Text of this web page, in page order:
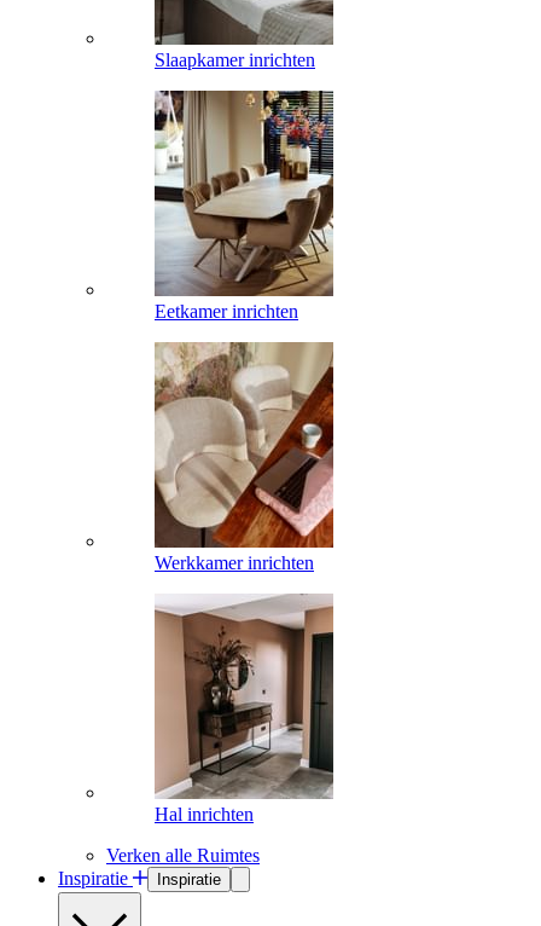
Slaapkamer inrichten
Eetkamer inrichten
Werkkamer inrichten
Hal inrichten
Verken alle Ruimtes
Inspiratie
Inspiratie